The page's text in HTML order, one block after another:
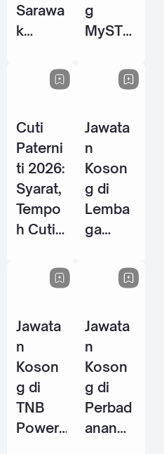
Sarawa
k
Berhad
2026
g
MySTE
2026
Cuti
Paterni
ti 2026:
Syarat,
Tempo
h Cuti
Pekerja
Lelaki
Malays
ia
Jawata
n
Koson
g di
Lemba
ga
(TH) -
2026
Jawata
n
Koson
g di
TNB
Power
Jawata
n
Koson
g di
Perbad
anan